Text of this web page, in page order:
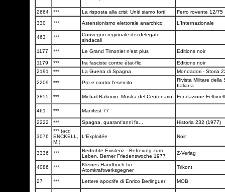
2664 *** La risposta alla crisi: Uniti siamo forti!
Ferro rovente 12/75
330
*** Astensionismo elettorale anarchico L'Internazionale
463 ***
Convegno regionale dei delegati
sindacali
1177
*** Le Grand Timonier n'est plus Editions noir
1179 *** Ira fasciste contre état-flic
Editions noir
2191
*** La Guerra di Spagna
Mondadori - Storia
2209
*** Pro e contro l'esercito
Rivista Militare della
Italiana
3855
*** Michail Bakunin. Mostra del Centenario Fondazione
461 *** Manifest 77
2222 *** Spagna, quarant'anni fa... Historia 232 (1977)
3076
*** (acd
ENCKELL,
M.)
L'Exploitée Noir
3336 ***
Bedrohte Existenz - Befreiung zum
Leben. Berner Friedenswoche 1977
Z-Verlag
4086 ***
Kleines Handbuch für
Atomkraftwerksgegner
Trikont
27 *** Lettere apocrife di Enrico Berlinguer MOB